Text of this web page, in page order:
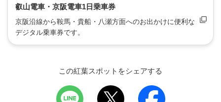
叡山電車・京阪電車1日乗車券
京阪沿線から鞍馬・貴船・八瀬方面へのお出かけに便利な
デジタル乗車券です。
この紅葉スポットをシェアする